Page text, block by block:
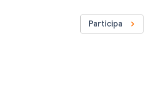
Participa